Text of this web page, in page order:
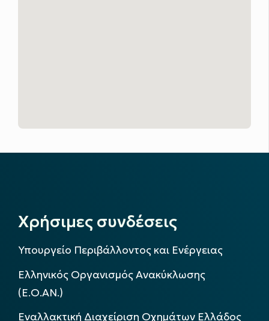
Χρήσιμες συνδέσεις
Υπουργείο Περιβάλλοντος και Ενέργειας
Ελληνικός Οργανισμός Ανακύκλωσης
(Ε.Ο.ΑΝ.)
Εναλλακτική Διαχείριση Οχημάτων Ελλάδος